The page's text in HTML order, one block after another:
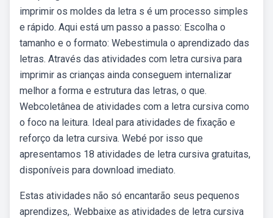
imprimir os moldes da letra s é um processo simples
e rápido. Aqui está um passo a passo: Escolha o
tamanho e o formato: Webestimula o aprendizado das
letras. Através das atividades com letra cursiva para
imprimir as crianças ainda conseguem internalizar
melhor a forma e estrutura das letras, o que.
Webcoletânea de atividades com a letra cursiva como
o foco na leitura. Ideal para atividades de fixação e
reforço da letra cursiva. Webé por isso que
apresentamos 18 atividades de letra cursiva gratuitas,
disponíveis para download imediato.
Estas atividades não só encantarão seus pequenos
aprendizes,. Webbaixe as atividades de letra cursiva